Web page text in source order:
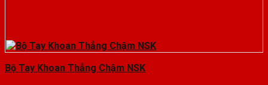
Bộ Tay Khoan Thẳng Chậm NSK